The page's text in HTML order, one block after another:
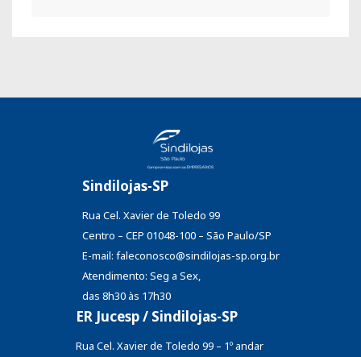
Sindilojas-SP
Rua Cel. Xavier de Toledo 99
Centro – CEP 01048-100 – São Paulo/SP
E-mail: faleconosco@sindilojas-sp.org.br
Atendimento: Seg a Sex,
das 8h30 às 17h30
ER Jucesp / Sindilojas-SP
Rua Cel. Xavier de Toledo 99 – 1º andar